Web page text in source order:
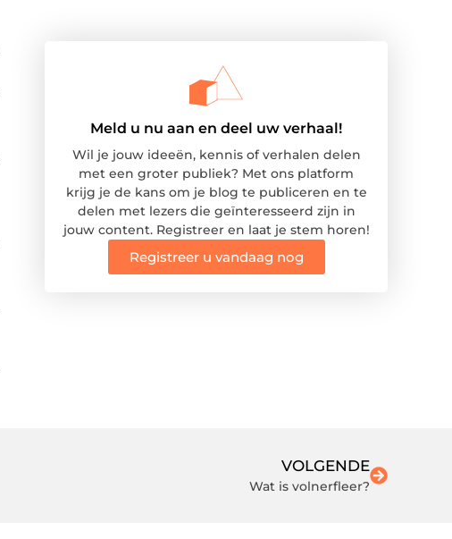
Meld u nu aan en deel uw verhaal!
Wil je jouw ideeën, kennis of verhalen delen
met een groter publiek? Met ons platform
krijg je de kans om je blog te publiceren en te
delen met lezers die geïnteresseerd zijn in
jouw content. Registreer en laat je stem horen!
Registreer u vandaag nog
VOLGENDE
Wat is volnerfleer?